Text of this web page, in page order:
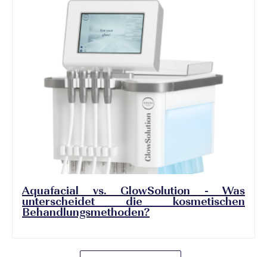
Aquafacial vs. GlowSolution - Was
unterscheidet die kosmetischen
Behandlungsmethoden?